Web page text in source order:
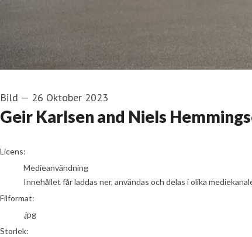
Bild — 26 Oktober 2023
Geir Karlsen and Niels
go to media item
Licens:
Medieanvändning
Innehållet får laddas ner, användas och delas i olika
Filformat:
.jpg
Storlek: